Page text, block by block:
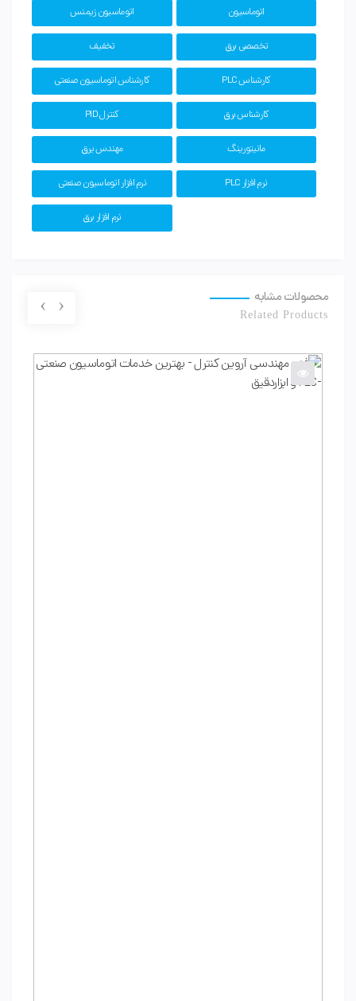
اتوماسیون اتوماسیون زیمنس
تخصصی برق تخفیف
کارشناس PLC کارشناس اتوماسیون صنعتی
کارشناس برق کنترل PID
مانیتورینگ مهندس یرق
نرم افزار PLC نرم افزار اتوماسیون صنعتی
نرم افزار برق
محصولات مشابه
Related Products
‹
›